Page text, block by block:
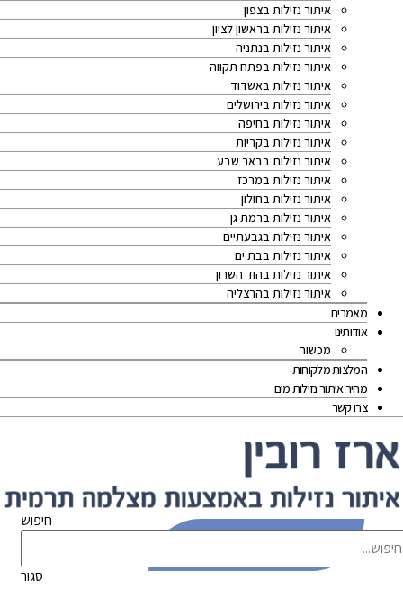
איתור נזילות בצפון
איתור נזילות בראשון לציון
איתור נזילות בנתניה
איתור נזילות בפתח תקווה
איתור נזילות באשדוד
איתור נזילות בירושלים
איתור נזילות בחיפה
איתור נזילות בקריות
איתור נזילות בבאר שבע
איתור נזילות במרכז
איתור נזילות בחולון
איתור נזילות ברמת גן
איתור נזילות בגבעתיים
איתור נזילות בבת ים
איתור נזילות בהוד השרון
איתור נזילות בהרצליה
מאמרים
אודותינו
מכשור
המלצות מלקוחות
מחיר איתור נזילות מים
צרו קשר
חיפוש
סגור